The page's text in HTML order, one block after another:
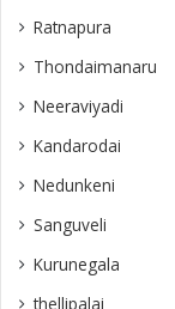
Ratnapura
Thondaimanaru
Neeraviyadi
Kandarodai
Nedunkeni
Sanguveli
Kurunegala
thellipalai